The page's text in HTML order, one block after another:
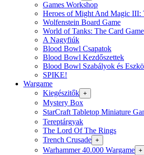
Games Workshop
Heroes of Might And Magic III:
Wolfenstein Board Game
World of Tanks: The Card Game
A Nagyfiúk
Blood Bowl Csapatok
Blood Bowl Kezdőszettek
Blood Bowl Szabályok és
SPIKE!
Wargame
Kiegészitők +
Mystery Box
StarCraft Tabletop Miniature
Tereptárgyak
The Lord Of The Rings
Trench Crusade +
Warhammer 40.000 Wargame +